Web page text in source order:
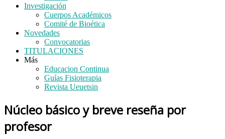
Investigación
Cuerpos Académicos
Comité de Bioética
Novedades
Convocatorias
TITULACIONES
Más
Educacion Continua
Guías Fisioterapia
Revista Ueuetsin
Núcleo básico y breve reseña por
profesor